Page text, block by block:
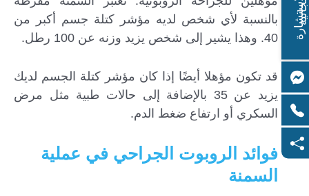
بالنسبة لأي شخص لديه مؤشر كتلة جسم أكبر من
40. وهذا يشير إلى شخص يزيد وزنه عن 100 رطل.
قد تكون مؤهلا أيضًا إذا كان مؤشر كتلة الجسم لديك
يزيد عن 35 بالإضافة إلى حالات طبية مثل مرض
السكري أو ارتفاع ضغط الدم.
فوائد الروبوت الجراحي في عملية
السمنة
ل
ا
س
ت
ش
ا
ر
ة
م
ج
ا
ن
ي
ة